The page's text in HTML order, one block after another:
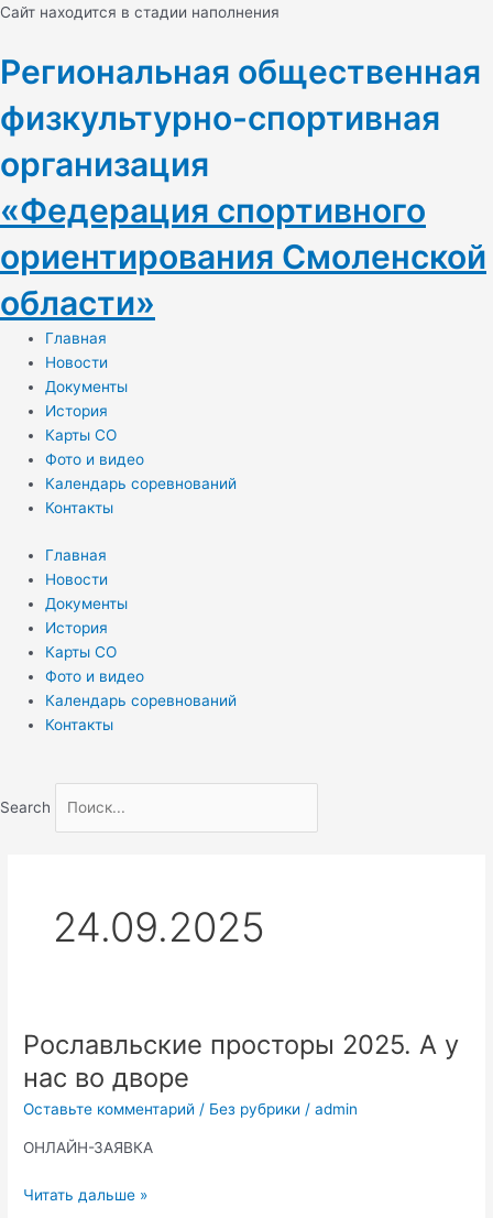
Перейти
содержимому
Cайт находится в стадии наполнения
Региональная общественная
физкультурно-спортивная
организация
«Федерация спортивного
ориентирования Смоленской
области»
Главная
Новости
Документы
История
Карты СО
Фото и видео
Календарь соревнований
Контакты
Главная
Новости
Документы
История
Карты СО
Фото и видео
Календарь соревнований
Контакты
Search
24.09.2025
Рославльские просторы 2025. А у
нас во дворе
Оставьте комментарий / Без рубрики /admin
ОНЛАЙН-ЗАЯВКА
Рославльские
2025.
А
Читать дальше »